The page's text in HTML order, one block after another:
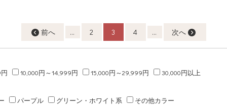
前へ ... 2 3 4 ... 次へ
10,000円～14,999円 15,000円～29,999円 30,000円以上
パープル グリーン・ホワイト系 その他カラー